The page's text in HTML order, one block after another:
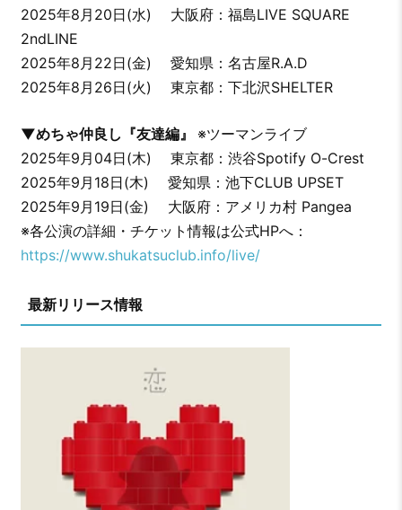
2025年8月20日(水) 大阪府：福島LIVE SQUARE
2ndLINE
2025年8月22日(金) 愛知県：名古屋R.A.D
2025年8月26日(火) 東京都：下北沢SHELTER
▼めちゃ仲良し『友達編』 ※ツーマンライブ
2025年9月04日(木) 東京都：渋谷Spotify O-Crest
2025年9月18日(木) 愛知県：池下CLUB UPSET
2025年9月19日(金) 大阪府：アメリカ村 Pangea
※各公演の詳細・チケット情報は公式HPへ：
https://www.shukatsuclub.info/live/
最新リリース情報